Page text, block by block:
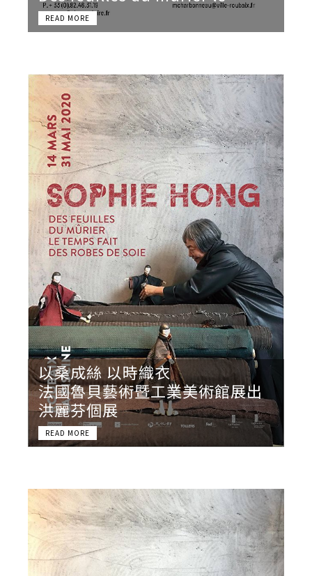
temps fait des robes de soie
以桑成絲 以時織衣
法國魯貝藝術暨工業美術館展出
洪麗芬個展